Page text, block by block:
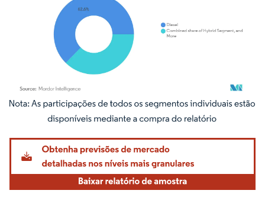
Imagem © Mordor Intelligence. O reuso requer atribuição conforme CC BY 4.0.